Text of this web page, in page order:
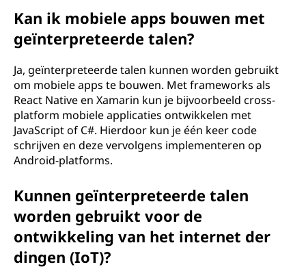
Kan ik mobiele apps bouwen met
geïnterpreteerde talen?
Ja, geïnterpreteerde talen kunnen worden gebruikt
om mobiele apps te bouwen. Met frameworks als
React Native en Xamarin kun je bijvoorbeeld cross-
platform mobiele applicaties ontwikkelen met
JavaScript of C#. Hierdoor kun je één keer code
schrijven en deze vervolgens implementeren op
Android-platforms.
Kunnen geïnterpreteerde talen
worden gebruikt voor de
ontwikkeling van het internet der
dingen (IoT)?